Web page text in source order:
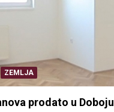
ZEMLJA
prodato u